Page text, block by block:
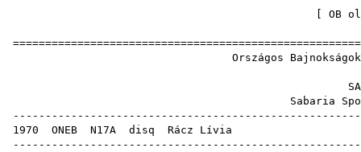
OB
Országos
Sabaria
1970 ONEB N17A disq
Rácz Lívia